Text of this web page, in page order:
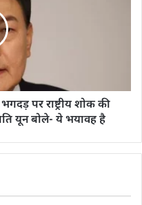
पर राष्ट्रीय शोक की
यून बोले- ये भयावह है